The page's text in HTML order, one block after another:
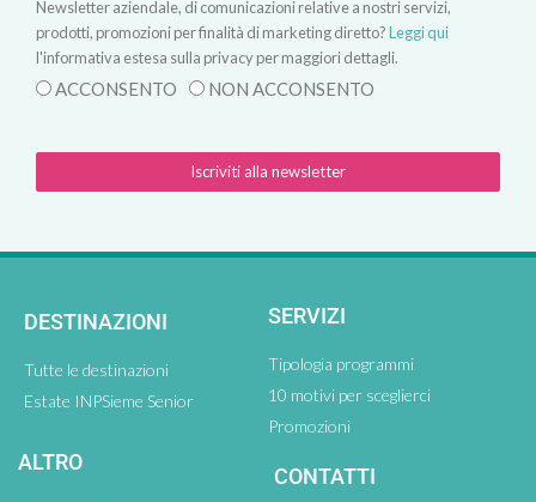
Newsletter aziendale, di comunicazioni relative a nostri servizi,
prodotti, promozioni per finalità di marketing diretto?Leggi qui
l'informativa estesa sulla privacy per maggiori dettagli.
ACCONSENTO NON ACCONSENTO
Iscriviti alla newsletter
DESTINAZIONI
Tutte le destinazioni
Estate INPSieme Senior
SERVIZI
Tipologia programmi
10 motivi per sceglierci
Promozioni
ALTRO
CONTATTI